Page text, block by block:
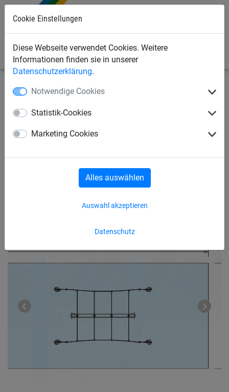
Cookie Einstellungen
Diese Webseite verwendet Cookies. Weitere
Informationen finden sie in unserer
Datenschutzerklärung.
Notwendige Cookies
Statistik-Cookies
Marketing Cookies
Datenschutz
Auswahl akzeptieren
Alles auswählen
Seilspielgeräte
Gruppenschaukeln, Hängematten +
Super-Tampen-Swinger Mini